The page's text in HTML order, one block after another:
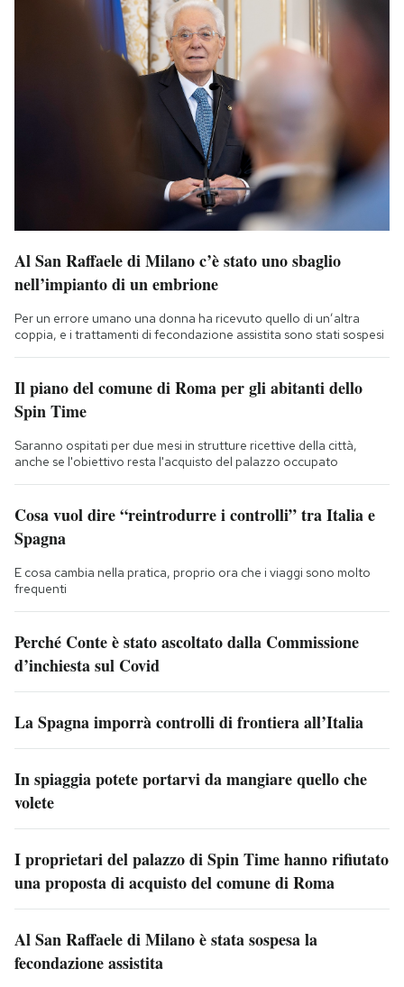
Al San Raffaele di Milano c’è stato uno sbaglio
nell’impianto di un embrione
Per un errore umano una donna ha ricevuto quello di un’altra
coppia, e i trattamenti di fecondazione assistita sono stati sospesi
Il piano del comune di Roma per gli abitanti dello
Spin Time
Saranno ospitati per due mesi in strutture ricettive della città,
anche se l'obiettivo resta l'acquisto del palazzo occupato
Cosa vuol dire “reintrodurre i controlli” tra Italia e
Spagna
E cosa cambia nella pratica, proprio ora che i viaggi sono molto
frequenti
Perché Conte è stato ascoltato dalla Commissione
d’inchiesta sul Covid
La Spagna imporrà controlli di frontiera all’Italia
In spiaggia potete portarvi da mangiare quello che
volete
I proprietari del palazzo di Spin Time hanno rifiutato
una proposta di acquisto del comune di Roma
Al San Raffaele di Milano è stata sospesa la
fecondazione assistita